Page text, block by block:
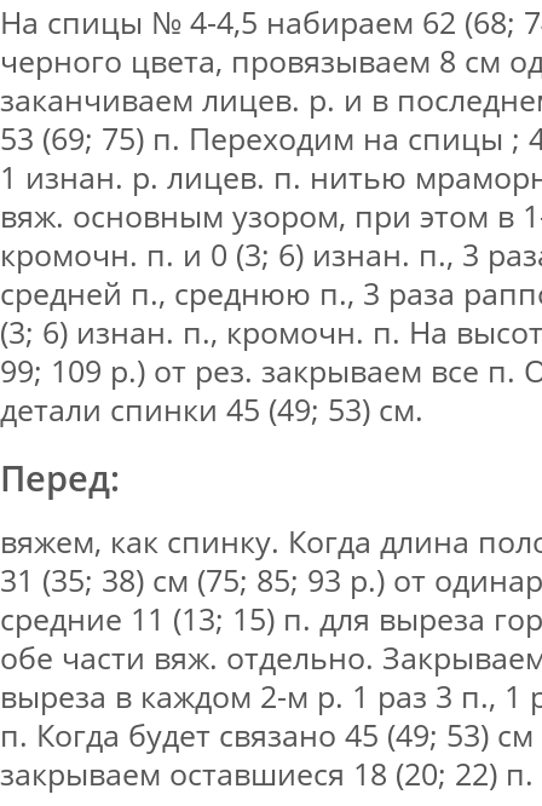
На спицы № 4-4,5 набираем 62 (68;
черного цвета, провязываем 8 см
заканчиваем лицев. р. и в
53 (69; 75) п. Переходим на спицы ;
1 изнан. р. лицев. п. нитью
вяж. основным узором, при этом в
кромочн. п. и 0 (3; 6) изнан. п., 3
средней п., среднюю п., 3 раза
(3; 6) изнан. п., кромочн. п. На
99; 109 р.) от рез. закрываем все п.
детали спинки 45 (49; 53) см.
Перед:
вяжем, как спинку. Когда длина
31 (35; 38) см (75; 85; 93 р.) от
средние 11 (13; 15) п. для выреза
обе части вяж. отдельно.
выреза в каждом 2-м р. 1 раз 3 п., 1
п. Когда будет связано 45 (49; 53)
закрываем оставшиеся 18 (20; 22)